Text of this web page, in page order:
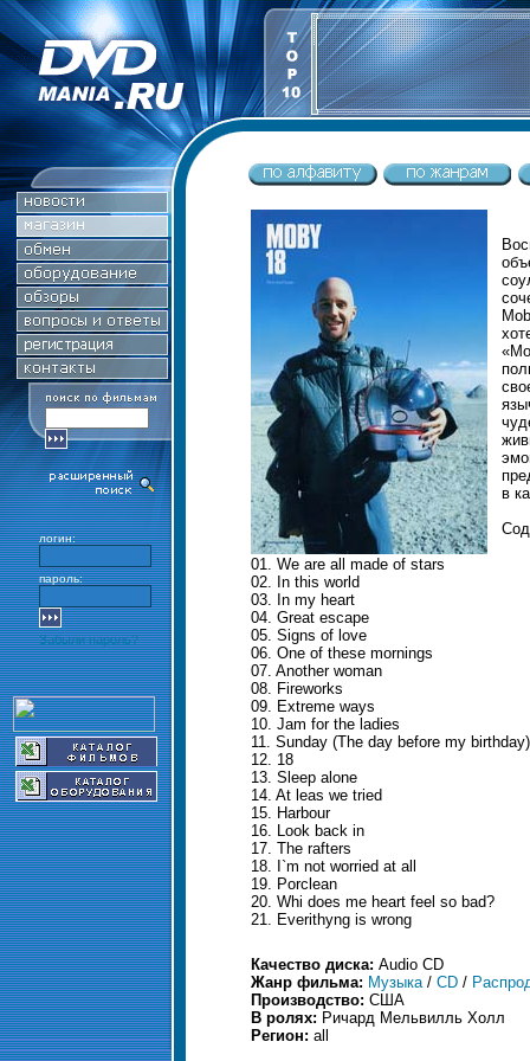
логин:
пароль:
Забыли пароль?
в
01. We are all made of stars
02. In this world
03. In my heart
04. Great escape
05. Signs of love
06. One of these mornings
07. Another woman
08. Fireworks
09. Extreme ways
10. Jam for the ladies
11. Sunday (The day before my birthday)
12. 18
13. Sleep alone
14. At leas we tried
15. Harbour
16. Look back in
17. The rafters
18. I`m not worried at all
19. Porclean
20. Whi does me heart feel so bad?
21. Everithyng is wrong
Качество диска: Audio CD
Жанр фильма: Музыка/ CD /
Производство: США
В ролях: Ричард Мельвилль Холл
Регион: all